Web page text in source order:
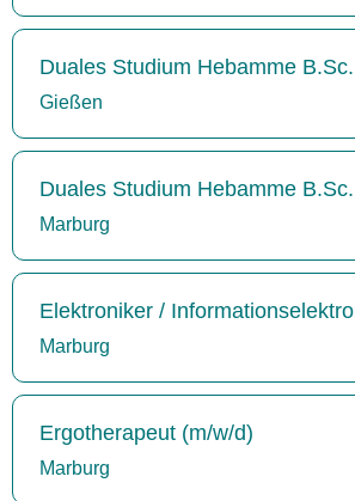
Duales Studium Hebamme B.Sc.
Gießen
Duales Studium Hebamme B.Sc.
Marburg
Elektroniker /
Marburg
Ergotherapeut (m/w/d)
Marburg